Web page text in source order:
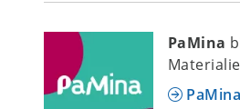
PaMina
PaMina